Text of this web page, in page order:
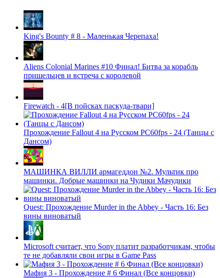
King's Bounty # 8 - Маленькая Черепаха!
Aliens Colonial Marines #10 Финал! Битва за корабль
пришельцев и встреча с королевой
Firewatch - 4[В пойсках паскуда-твари]
Прохождение Fallout 4 на Русском PС60fps - 24 (Танцы с
Дансом)
МАШИНКА ВИЛЛИ армагеддон №2. Мультик про
машинки. Добрые машинки на Чудики Мачудики
Quest: Прохождение Murder in the Abbey - Часть 16: Без
вины виноватый
Microsoft считает, что Sony платит разработчикам, чтобы
те не добавляли свои игры в Game Pass
Мафия 3 - Прохождение # 6 Финал (Все концовки)